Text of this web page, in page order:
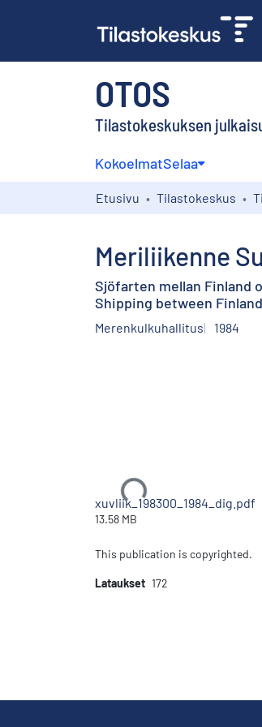
OTOS
Tilastokeskuksen
KokoelmatSelaa
Etusivu Tilastokeskus
Meriliikenne
Sjöfarten mellan Finland
Shipping between
Merenkulkuhallitus 1984
Ladataan...
xuvliik_198300_1984_dig.pdf
13.58 MB
This publication is copyrighted.
Lataukset 172